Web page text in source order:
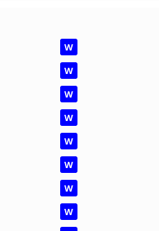
W
W
W
W
W
W
W
W